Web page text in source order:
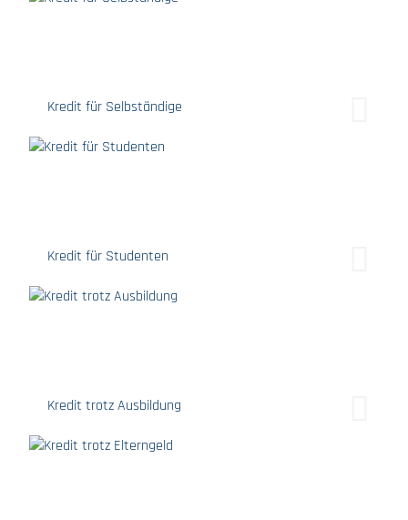
Kredit für Selbständige
Kredit für Studenten
Kredit trotz Ausbildung